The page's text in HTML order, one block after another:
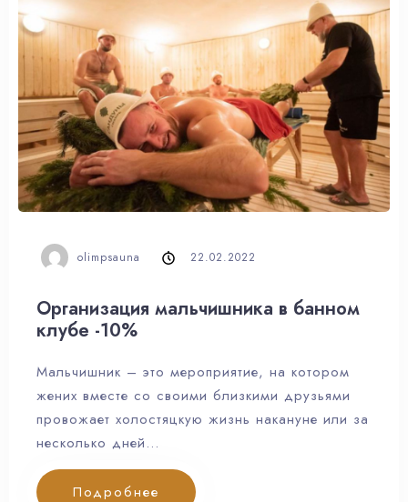
olimpsauna 22.02.2022
Организация мальчишника в банном
клубе -10%
Мальчишник – это мероприятие, на котором
жених вместе со своими близкими друзьями
провожает холостяцкую жизнь накануне или за
несколько дней…
Подробнее